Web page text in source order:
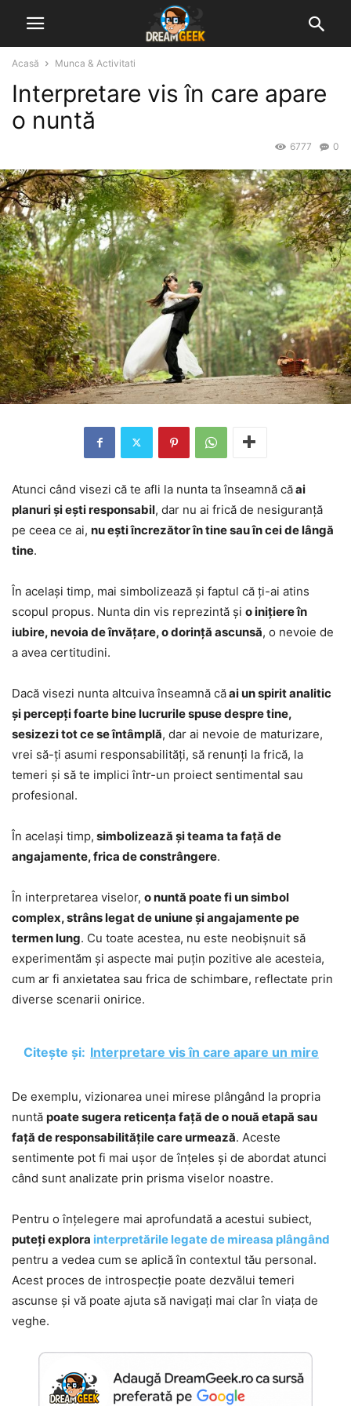
Acasă Munca & Activitati
Interpretare vis în care apare
o nuntă
0
6777
Atunci când visezi că te afli la nunta ta înseamnă căai
planuri și ești responsabil, dar nu ai frică de nesiguranță
pe ceea ce ai, nu ești încrezător în tine sau în cei de lângă
tine.
În același timp, mai simbolizează și faptul că ți-ai atins
scopul propus. Nunta din vis reprezintă și o inițiere în
iubire, nevoia de învățare, o dorință ascunsă, o nevoie de
a avea certitudini.
Dacă visezi nunta altcuiva înseamnă căai un spirit analitic
și percepți foarte bine lucrurile spuse despre tine,
sesizezi tot ce se întâmplă, dar ai nevoie de maturizare,
vrei să-ți asumi responsabilități, să renunți la frică, la
temeri și să te implici într-un proiect sentimental sau
profesional.
În același timp, simbolizează și teama ta față de
angajamente, frica de constrângere.
În interpretarea viselor, o nuntă poate fi un simbol
complex, strâns legat de uniune și angajamente pe
termen lung. Cu toate acestea, nu este neobișnuit să
experimentăm și aspecte mai puțin pozitive ale acesteia,
cum ar fi anxietatea sau frica de schimbare, reflectate prin
diverse scenarii onirice.
Citește și: Interpretare vis în care apare un mire
De exemplu, vizionarea unei mirese plângând la propria
nuntă poate sugera reticența față de o nouă etapă sau
față de responsabilitățile care urmează. Aceste
sentimente pot fi mai ușor de înțeles și de abordat atunci
când sunt analizate prin prisma viselor noastre.
Pentru o înțelegere mai aprofundată a acestui subiect,
puteți explora interpretările legate de mireasa plângând
pentru a vedea cum se aplică în contextul tău personal.
Acest proces de introspecție poate dezvălui temeri
ascunse și vă poate ajuta să navigați mai clar în viața de
veghe.